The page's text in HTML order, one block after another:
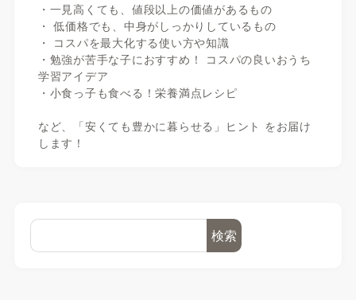
・一見高くても、値段以上の価値があるもの
・ 低価格でも、中身がしっかりしているもの
・ コスパを最大化する使い方や知識
・勉強が苦手な子におすすめ！ コスパの良いおうち
学習アイデア
・小食っ子も食べる！栄養満点レシピ
など、「安くても豊かに暮らせる」ヒント をお届け
します！
検索